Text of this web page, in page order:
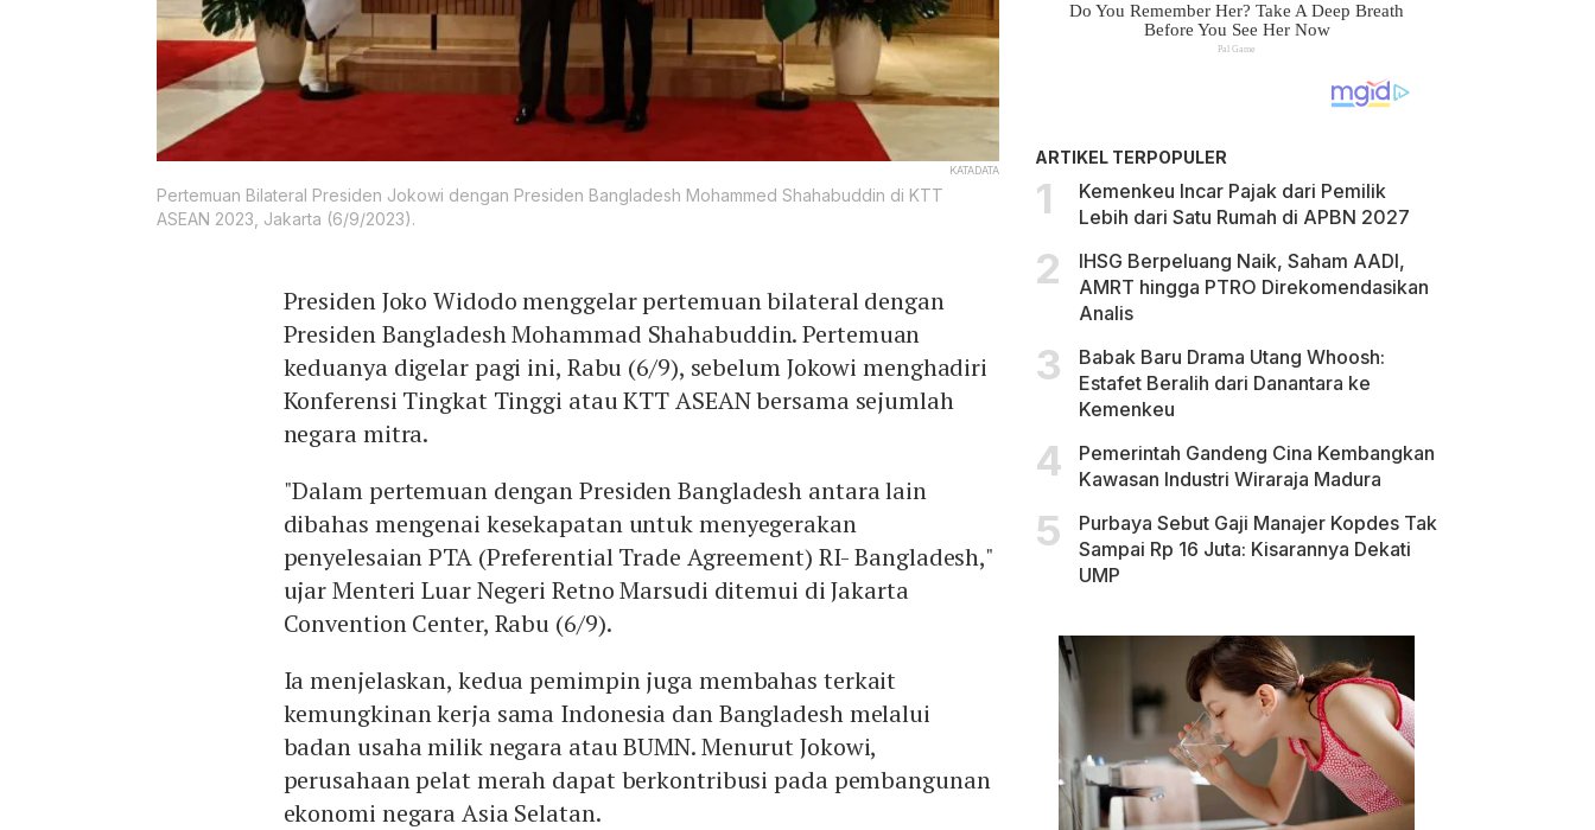
KATADATA
Pertemuan Bilateral Presiden Jokowi dengan Presiden Bangladesh Mohammed Shahabuddin di KTT
ASEAN 2023, Jakarta (6/9/2023).
Presiden Joko Widodo menggelar pertemuan bilateral dengan
Presiden Bangladesh Mohammad Shahabuddin. Pertemuan
keduanya digelar pagi ini, Rabu (6/9), sebelum Jokowi menghadiri
Konferensi Tingkat Tinggi atau KTT ASEAN bersama sejumlah
negara mitra.
"Dalam pertemuan dengan Presiden Bangladesh antara lain
dibahas mengenai kesekapatan untuk menyegerakan
penyelesaian PTA (Preferential Trade Agreement) RI- Bangladesh,"
ujar Menteri Luar Negeri Retno Marsudi ditemui di Jakarta
Convention Center, Rabu (6/9).
Ia menjelaskan, kedua pemimpin juga membahas terkait
kemungkinan kerja sama Indonesia dan Bangladesh melalui
badan usaha milik negara atau BUMN. Menurut Jokowi,
perusahaan pelat merah dapat berkontribusi pada pembangunan
ekonomi negara Asia Selatan.
ARTIKEL TERPOPULER
Kemenkeu Incar Pajak dari Pemilik
Lebih dari Satu Rumah di APBN 2027
IHSG Berpeluang Naik, Saham AADI,
AMRT hingga PTRO Direkomendasikan
Analis
Babak Baru Drama Utang Whoosh:
Estafet Beralih dari Danantara ke
Kemenkeu
Pemerintah Gandeng Cina Kembangkan
Kawasan Industri Wiraraja Madura
Purbaya Sebut Gaji Manajer Kopdes Tak
Sampai Rp 16 Juta: Kisarannya Dekati
UMP